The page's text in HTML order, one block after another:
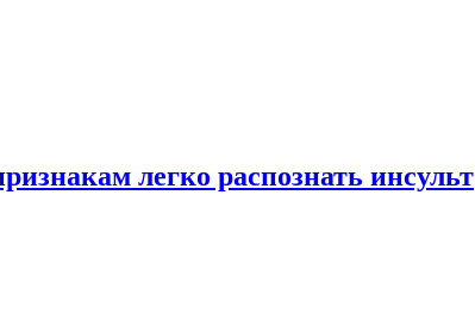
легко распознать инсульт